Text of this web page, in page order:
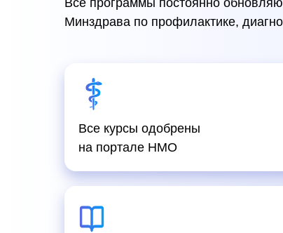
Все программы постоянно
Минздрава по профилактике,
Все курсы одобрены
на портале НМО